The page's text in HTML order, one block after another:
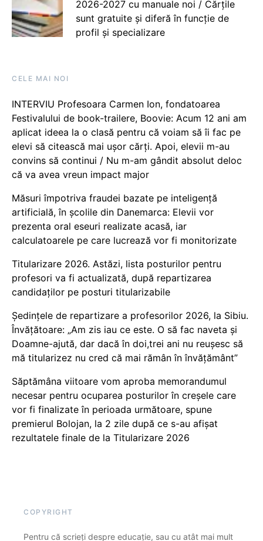
2026-2027 cu manuale noi / Cărțile
sunt gratuite și diferă în funcție de
profil și specializare
CELE MAI NOI
INTERVIU Profesoara Carmen Ion, fondatoarea
Festivalului de book-trailere, Boovie: Acum 12 ani am
aplicat ideea la o clasă pentru că voiam să îi fac pe
elevi să citească mai ușor cărți. Apoi, elevii m-au
convins să continui / Nu m-am gândit absolut deloc
că va avea vreun impact major
Măsuri împotriva fraudei bazate pe inteligență
artificială, în școlile din Danemarca: Elevii vor
prezenta oral eseuri realizate acasă, iar
calculatoarele pe care lucrează vor fi monitorizate
Titularizare 2026. Astăzi, lista posturilor pentru
profesori va fi actualizată, după repartizarea
candidaților pe posturi titularizabile
Ședințele de repartizare a profesorilor 2026, la Sibiu.
Învățătoare: „Am zis iau ce este. O să fac naveta și
Doamne-ajută, dar dacă în doi,trei ani nu reușesc să
mă titularizez nu cred că mai rămân în învățământ”
Săptămâna viitoare vom aproba memorandumul
necesar pentru ocuparea posturilor în creșele care
vor fi finalizate în perioada următoare, spune
premierul Bolojan, la 2 zile după ce s-au afișat
rezultatele finale de la Titularizare 2026
COPYRIGHT
Pentru că scrieți despre educație, sau cu atât mai mult